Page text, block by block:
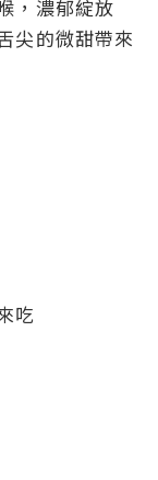
，濃郁綻放
尖的微甜帶來
吃